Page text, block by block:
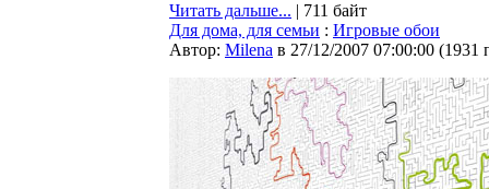
Читать дальше... | 711 байт
Для дома, для семьи : Игровые обои
Автор: Milena в 27/12/2007 07:00:00 (1931